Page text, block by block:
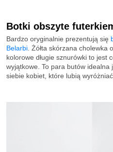
Botki obszyte
Bardzo oryginalnie prezentują się
Belarbi . Żółta skórzana
kolorowe długie sznurówki to jest
wyjątkowe. To para butów idealna
siebie kobiet, które lubią wyróżniać